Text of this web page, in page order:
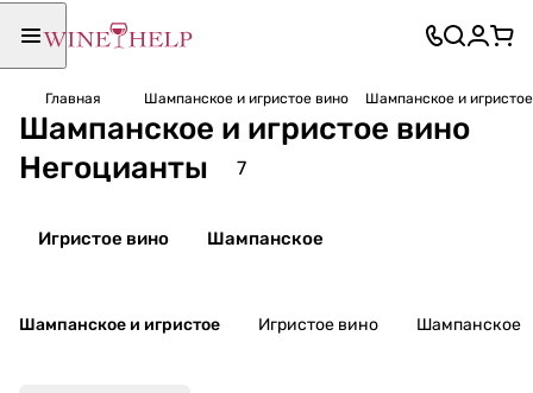
Главная Шампанское и игристое вино Шампанское и
Шампанское и игристое вино
Негоцианты
7
Игристое вино Шампанское
Шампанское и игристое Игристое вино Шампанское